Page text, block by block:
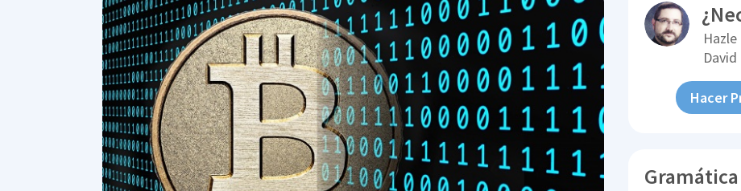
Hacer
Gramática